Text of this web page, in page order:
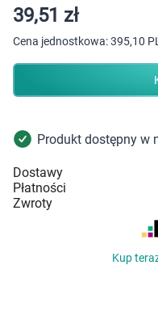
Higiena
Kosmetyki
Mężczyzna
Zdrowy styl życia
Zabawki
39,51 zł
Cena jednostkowa:395,10
Produkt dostępny w
Dostawy
Płatności
Zwroty
Kup